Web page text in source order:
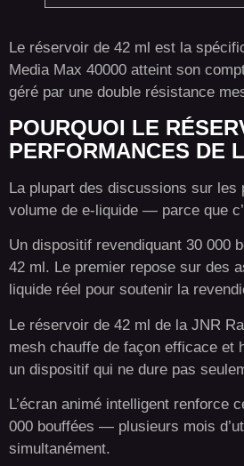
Le réservoir de 42 ml est la
Media Max 40000 atteint son
géré par une double résistance
POURQUOI LE
PERFORMANCES DE
La plupart des discussions sur
volume de e-liquide — parce que
Un dispositif revendiquant 30 000
42 ml. Le premier repose sur des
liquide réel pour soutenir la
Le réservoir de 42 ml de la JNR
mesh chauffe de façon efficace et
un dispositif qui ne dure pas
L’écran animé intelligent renforce
000 bouffées — plusieurs mois
simultanément.